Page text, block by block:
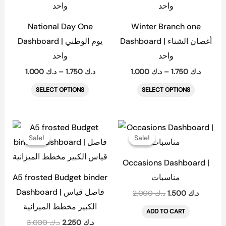
National Day One
Dashboard | يوم الوطني
واحد
د.ك 1.000 – د.ك 1.750
SELECT OPTIONS
The
may
the
product
Winter Branch one
Dashboard | أغصان الشتاء
واحد
د.ك – د.ك
SELECT OPTIONS
variants.
The
may
page
Sale!
Sale!
A5 frosted Budget binder
Dashboard | فاصل قياس
الكبير مخطط الميزانية
د.ك3.000
Original
price
was:
د.ك 2.250
Current
price
is:
Sale!
Sale!
Occasions Dashboard |
مناسبات
د.ك2.000
Original
price
was:
د.ك
Current
price
ADD TO CART